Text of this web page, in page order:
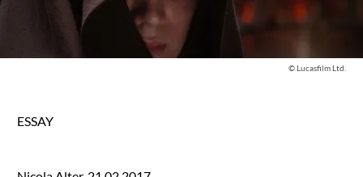
© Lucasfilm Ltd.
ESSAY